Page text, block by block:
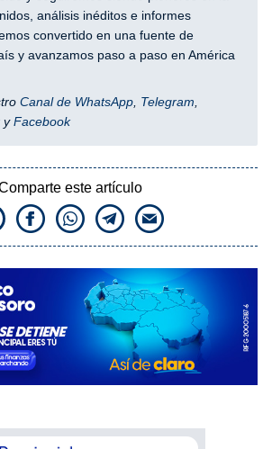
análisis inéditos e informes
convertido en una fuente de
y avanzamos paso a paso en América
Canal de WhatsApp Telegram
yFacebook
este artículo